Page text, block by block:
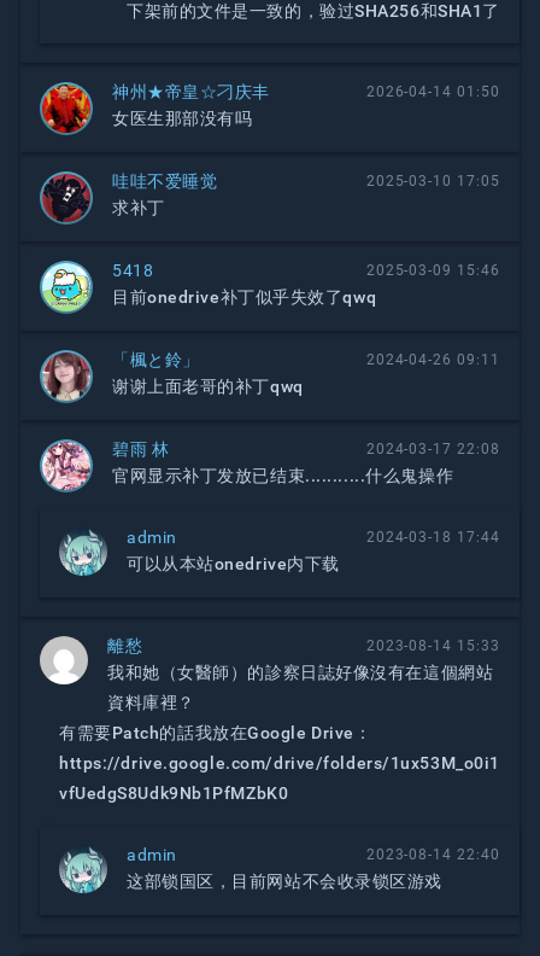
下架前的文件是一致的，验过SHA256和SHA1了
神州★帝皇☆刁庆丰 2026-04-14 01:50
女医生那部没有吗
哇哇不爱睡觉 2025-03-10 17:05
求补丁
5418 2025-03-09 15:46
目前onedrive补丁似乎失效了qwq
「楓と鈴」 2024-04-26 09:11
谢谢上面老哥的补丁qwq
碧雨 林 2024-03-17 22:08
官网显示补丁发放已结束...........什么鬼操作
admin 2024-03-18 17:44
可以从本站onedrive内下载
離愁 2023-08-14 15:33
我和她（女醫師）的診察日誌好像沒有在這個網站
資料庫裡？
有需要Patch的話我放在Google Drive：
https://drive.google.com/drive/folders/1ux53M_o0i1
vfUedgS8Udk9Nb1PfMZbK0
admin 2023-08-14 22:40
这部锁国区，目前网站不会收录锁区游戏